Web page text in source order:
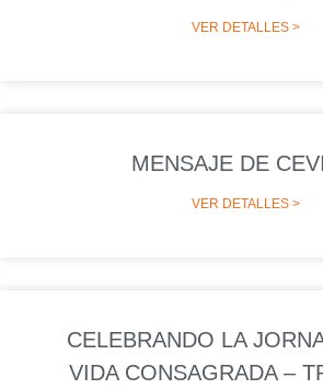
VER DETALLES >
MENSAJE DE
VER DETALLES >
CELEBRANDO LA
VIDA CONSAGRADA –